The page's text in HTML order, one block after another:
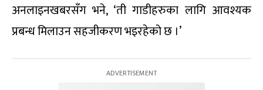
अनलाइनखबरसँग भने, ‘ती गाडीहरुका लागि आवश्यक
प्रबन्ध मिलाउन सहजीकरण भइरहेको छ ।’